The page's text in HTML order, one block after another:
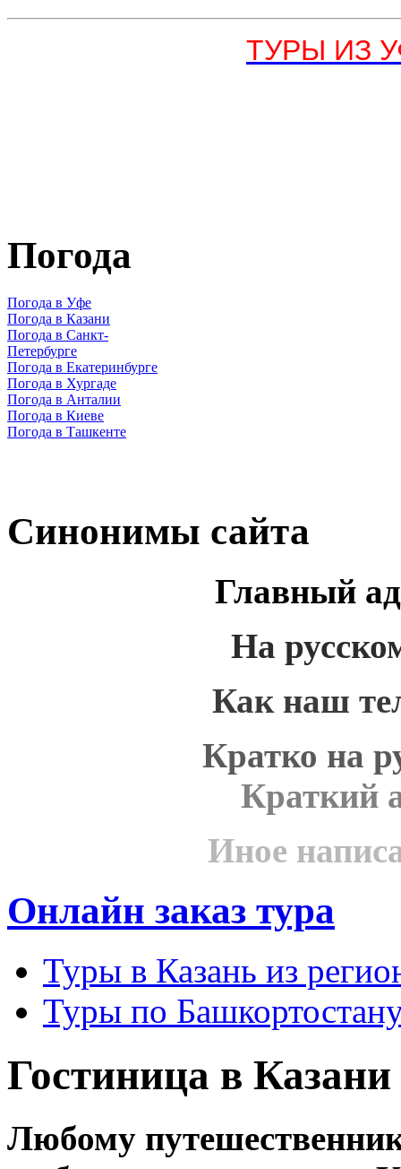
ТУРЫ ИЗ
Погода
Погода в Уфе
Погода в Казани
Погода в Санкт-
Петербурге
Погода в Екатеринбурге
Погода в Хургаде
Погода в Анталии
Погода в Киеве
Погода в Ташкенте
Синонимы сайта
Главный
На
Как наш
Кратко на
Краткий
Иное
Онлайн заказ тура
Туры в Казань из
Туры по
Гостиница в
Любому